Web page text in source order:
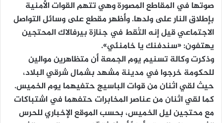
صوتها في المقاطع المصورة وهي تتهم القوات الأمنية
بإطلاق النار على ولدها. وأظهر مقطع على وسائل التواصل
الاجتماعي قيل إنه التُقط في جنازة بيرفالاك المحتجين
يهتفون: «سندفنك يا خامنئي».
وذكرت وكالة تسنيم يوم الجمعة أن متظاهرين موالين
للحكومة خرجوا في مدينة مشهد بشمال شرقي البلاد،
حيث لقي اثنان من قوات الباسيج حتفيهما يوم الخميس.
كما لقي اثنان من عناصر المخابرات حتفهما في اشتباكات
مع محتجين ليل الخميس، بحسب الموقع الإخباري للحرس